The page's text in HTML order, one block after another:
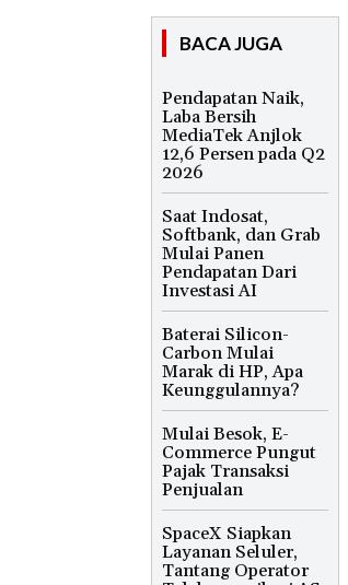
BACA JUGA
Pendapatan Naik,
Laba Bersih
MediaTek Anjlok
12,6 Persen pada Q2
2026
Saat Indosat,
Softbank, dan Grab
Mulai Panen
Pendapatan Dari
Investasi AI
Baterai Silicon-
Carbon Mulai
Marak di HP, Apa
Keunggulannya?
Mulai Besok, E-
Commerce Pungut
Pajak Transaksi
Penjualan
SpaceX Siapkan
Layanan Seluler,
Tantang Operator